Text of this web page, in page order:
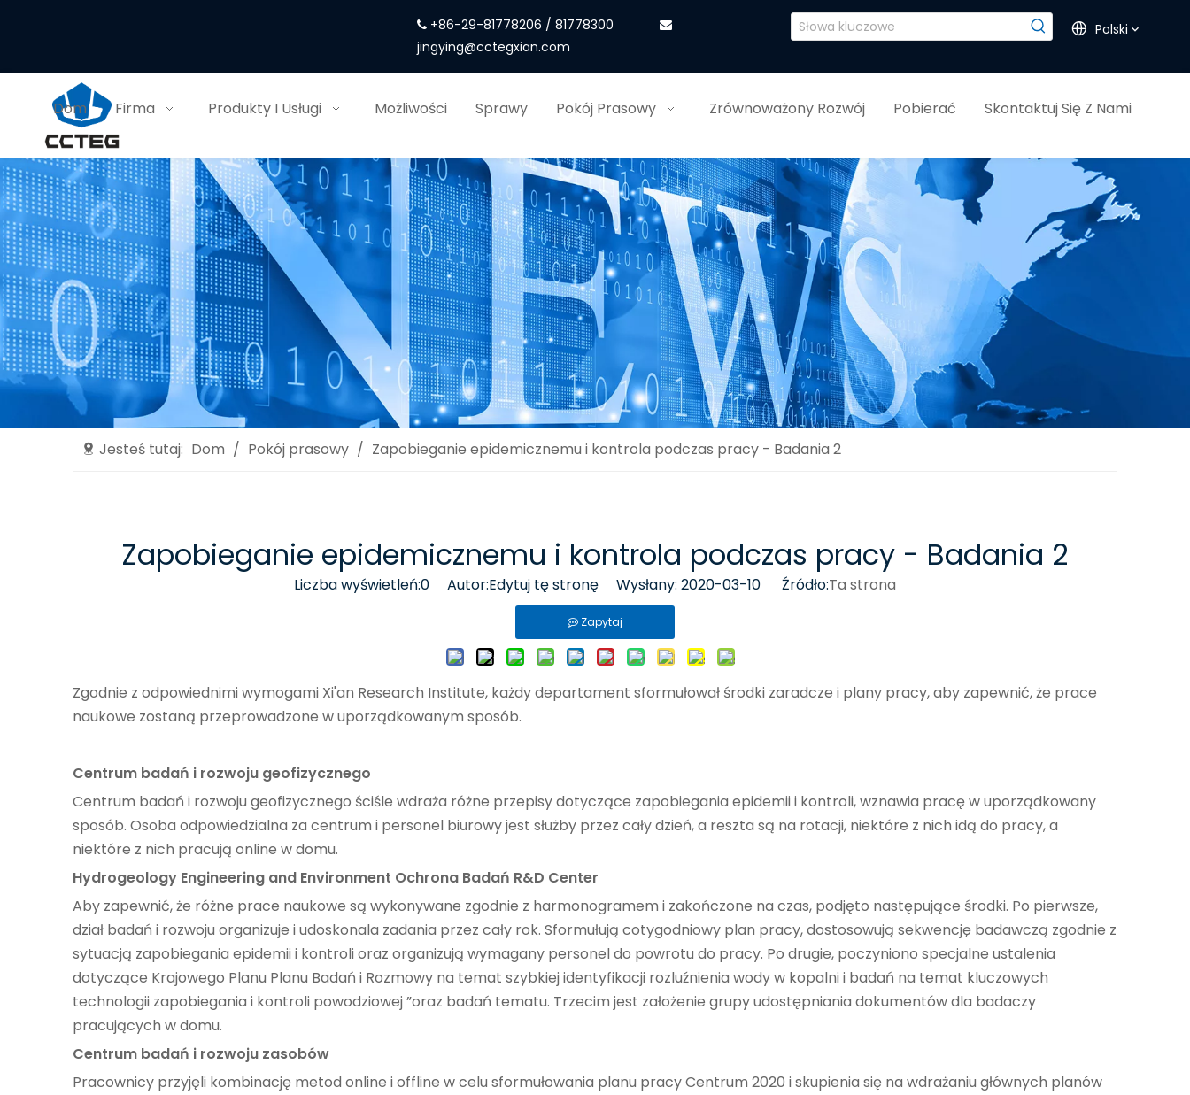
 +86-29-81778206 / 81778300
jingying@cctegxian.com
Polski
Dom Firma Produkty I Usługi Możliwości Sprawy Pokój Prasowy Zrównoważony Rozwój Pobierać Skontaktuj Się Z Nami
Jesteś tutaj: Dom / Pokój prasowy / Zapobieganie epidemicznemu i kontrola podczas pracy - Badania 2
Zapobieganie epidemicznemu i kontrola podczas pracy - Badania 2
Liczba wyświetleń:0 Autor:Edytuj tę stronę Wysłany: 2020-03-10 Źródło:Ta strona
Zapytaj
Zgodnie z odpowiednimi wymogami Xi'an Research Institute, każdy departament sformułował środki zaradcze i plany pracy, aby zapewnić, że prace
naukowe zostaną przeprowadzone w uporządkowanym sposób.
Centrum badań i rozwoju geofizycznego
Centrum badań i rozwoju geofizycznego ściśle wdraża różne przepisy dotyczące zapobiegania epidemii i kontroli, wznawia pracę w uporządkowany
sposób. Osoba odpowiedzialna za centrum i personel biurowy jest służby przez cały dzień, a reszta są na rotacji, niektóre z nich idą do pracy, a
niektóre z nich pracują online w domu.
Hydrogeology Engineering and Environment Ochrona Badań R&D Center
Aby zapewnić, że różne prace naukowe są wykonywane zgodnie z harmonogramem i zakończone na czas, podjęto następujące środki. Po pierwsze,
dział badań i rozwoju organizuje i udoskonala zadania przez cały rok. Sformułują cotygodniowy plan pracy, dostosowują sekwencję badawczą zgodnie z
sytuacją zapobiegania epidemii i kontroli oraz organizują wymagany personel do powrotu do pracy. Po drugie, poczyniono specjalne ustalenia
dotyczące Krajowego Planu Planu Badań i Rozmowy na temat szybkiej identyfikacji rozluźnienia wody w kopalni i badań na temat kluczowych
technologii zapobiegania i kontroli powodziowej ”oraz badań tematu. Trzecim jest założenie grupy udostępniania dokumentów dla badaczy
pracujących w domu.
Centrum badań i rozwoju zasobów
Pracownicy przyjęli kombinację metod online i offline w celu sformułowania planu pracy Centrum 2020 i skupienia się na wdrażaniu głównych planów